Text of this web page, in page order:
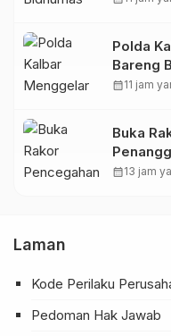
Polda
Bareng
calendar_month11 jam
Buka
Dorong
calendar_month13 jam
Laman
Kode Perilaku
Pedoman Hak Jawab